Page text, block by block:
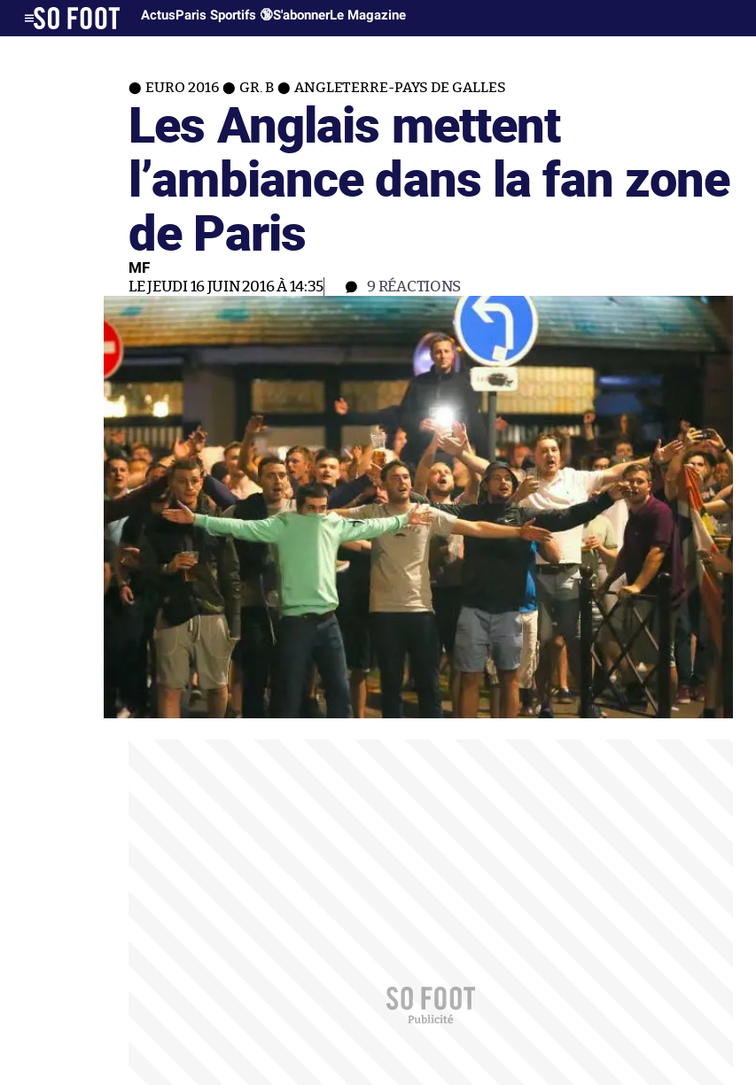
ActusParis Sportifs 🔞S'abonnerLe Magazine
EURO 2016 GR. B ANGLETERRE-PAYS DE GALLES
Les Anglais mettent
l’ambiance dans la fan zone
de Paris
MF
LE JEUDI 16 JUIN 2016 À 14:35 9 RÉACTIONS